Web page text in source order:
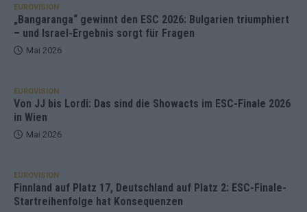
EUROVISION
„Bangaranga“ gewinnt den ESC 2026: Bulgarien triumphiert
– und Israel-Ergebnis sorgt für Fragen
Mai 2026
EUROVISION
Von JJ bis Lordi: Das sind die Showacts im ESC-Finale 2026
in Wien
Mai 2026
EUROVISION
Finnland auf Platz 17, Deutschland auf Platz 2: ESC-Finale-
Startreihenfolge hat Konsequenzen